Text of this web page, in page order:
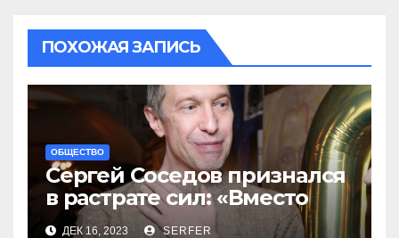
ПОХОЖАЯ ЗАПИСЬ
ОБЩЕСТВО
Сергей Соседов признался
в растрате сил: «Вместо
меня взяли Пригожина»
ДЕК 16, 2023 SERFER